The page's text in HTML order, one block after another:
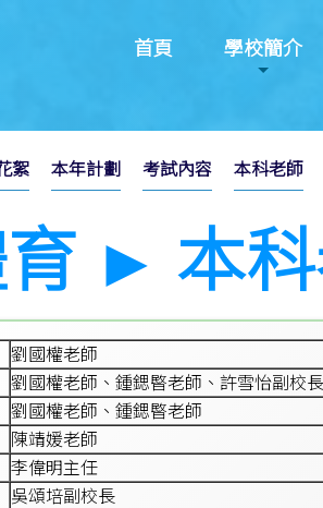
首頁 學校簡介
絮 本年計劃 考試內容 本科老師
► 本
劉國權老師
劉國權老師、鍾鍶暋老師、許雪怡副校
劉國權老師、鍾鍶暋老師
陳靖媛老師
李偉明主任
吳頌培副校長